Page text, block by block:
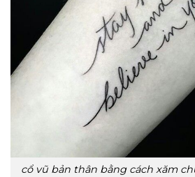
cổ vũ bản thân bằng cách xăm